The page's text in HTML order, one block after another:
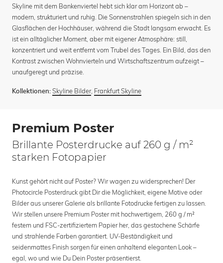
Skyline mit dem Bankenviertel hebt sich klar am Horizont ab –
modern, strukturiert und ruhig. Die Sonnenstrahlen spiegeln sich in den
Glasflächen der Hochhäuser, während die Stadt langsam erwacht. Es
ist ein alltäglicher Moment, aber mit eigener Atmosphäre: still,
konzentriert und weit entfernt vom Trubel des Tages. Ein Bild, das den
Kontrast zwischen Wohnvierteln und Wirtschaftszentrum aufzeigt –
unaufgeregt und präzise.
Kollektionen: Skyline Bilder, Frankfurt Skyline
Premium Poster
Brillante Posterdrucke auf 260 g / m²
starken Fotopapier
Kunst gehört nicht auf Poster? Wir wagen zu widersprechen! Der
Photocircle Posterdruck gibt Dir die Möglichkeit, eigene Motive oder
Bilder aus unserer Galerie als brillante Fotodrucke fertigen zu lassen.
Wir stellen unsere Premium Poster mit hochwertigem, 260 g / m²
festem und FSC-zertifiziertem Papier her, das gestochene Schärfe
und strahlende Farben garantiert. UV-Beständigkeit und
seidenmattes Finish sorgen für einen anhaltend eleganten Look –
egal, wo und wie Du Dein Poster präsentierst.